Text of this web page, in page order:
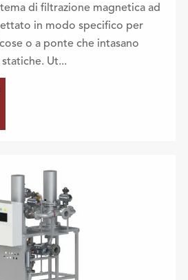
di filtrazione magnetica ad
in modo specifico per
o a ponte che intasano
Ut...